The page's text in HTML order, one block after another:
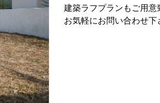
建築ラフプランもご用意
お気軽にお問い合わせ下